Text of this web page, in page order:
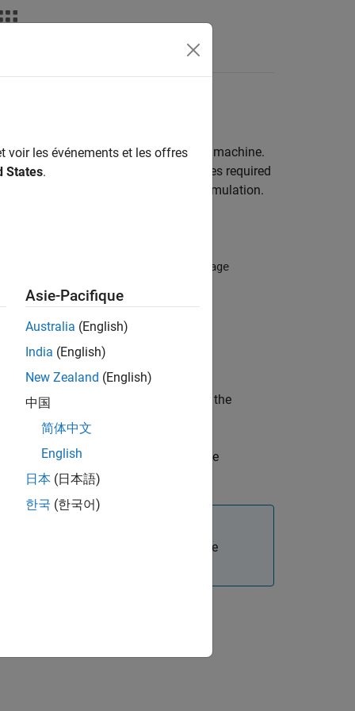
voltage values for a synchronous machine.
field circuit and rotational input values required
undesired transient effects in your simulation.
Electrical power and voltage
Initial Conditions
port values required to start the
Window.
field circuit and rotational ports of the
does not calculate the
voir les événements et les offres
States.
Asie-Pacifique
Australia (English)
India (English)
New Zealand (English)
中国
简体中文
English
日本 (日本語)
한국 (한국어)